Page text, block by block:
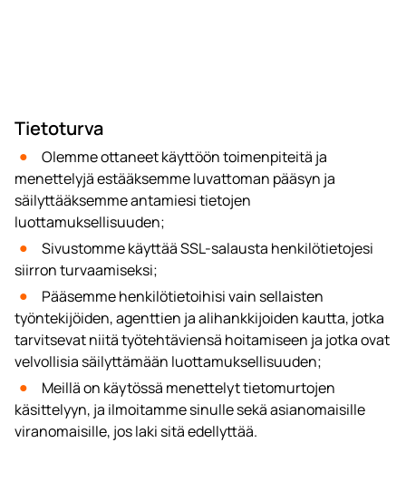
Tietoturva
Olemme ottaneet käyttöön toimenpiteitä ja
menettelyjä estääksemme luvattoman pääsyn ja
säilyttääksemme antamiesi tietojen
luottamuksellisuuden;
Sivustomme käyttää SSL-salausta henkilötietojesi
siirron turvaamiseksi;
Pääsemme henkilötietoihisi vain sellaisten
työntekijöiden, agenttien ja alihankkijoiden kautta, jotka
tarvitsevat niitä työtehtäviensä hoitamiseen ja jotka ovat
velvollisia säilyttämään luottamuksellisuuden;
Meillä on käytössä menettelyt tietomurtojen
käsittelyyn, ja ilmoitamme sinulle sekä asianomaisille
viranomaisille, jos laki sitä edellyttää.